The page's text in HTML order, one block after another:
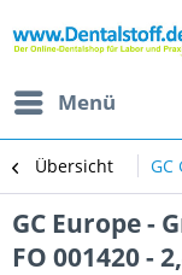
Menü
Übersicht GC
GC Europe -
FO 001420 -